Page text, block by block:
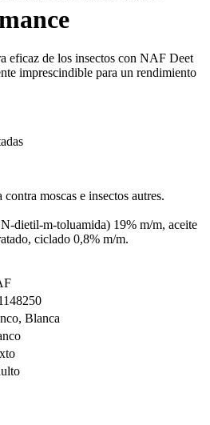
eficaz de los insectos con NAF Deet
imprescindible para un rendimiento
moscas e insectos autres.
dietil-m-toluamida) 19% m/m, aceite
ciclado 0,8% m/m.
Blanca